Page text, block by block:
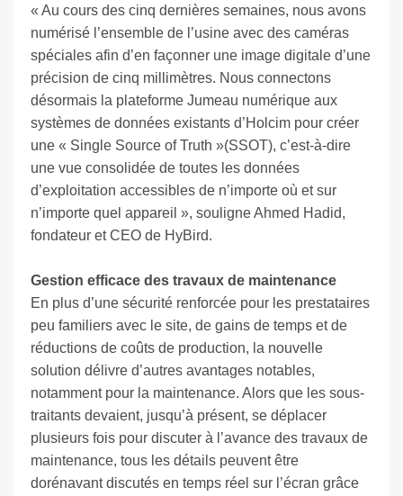
« Au cours des cinq dernières semaines, nous avons
numérisé l’ensemble de l’usine avec des caméras
spéciales afin d’en façonner une image digitale d’une
précision de cinq millimètres. Nous connectons
désormais la plateforme Jumeau numérique aux
systèmes de données existants d’Holcim pour créer
une « Single Source of Truth »(SSOT), c’est-à-dire
une vue consolidée de toutes les données
d’exploitation accessibles de n’importe où et sur
n’importe quel appareil », souligne Ahmed Hadid,
fondateur et CEO de HyBird.
Gestion efficace des travaux de maintenance
En plus d’une sécurité renforcée pour les prestataires
peu familiers avec le site, de gains de temps et de
réductions de coûts de production, la nouvelle
solution délivre d’autres avantages notables,
notamment pour la maintenance. Alors que les sous-
traitants devaient, jusqu’à présent, se déplacer
plusieurs fois pour discuter à l’avance des travaux de
maintenance, tous les détails peuvent être
dorénavant discutés en temps réel sur l’écran grâce